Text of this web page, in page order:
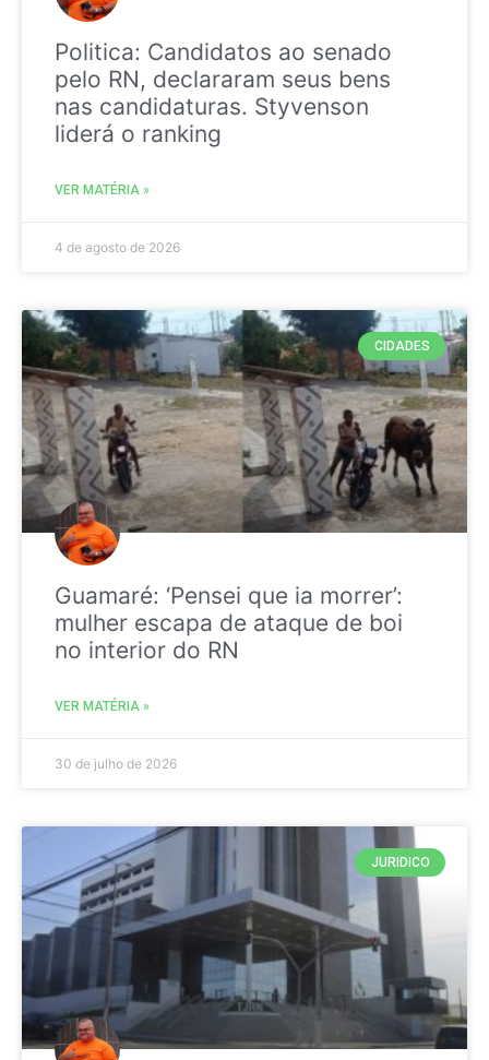
Politica: Candidatos ao senado
pelo RN, declararam seus bens
nas candidaturas. Styvenson
liderá o ranking
VER MATÉRIA »
4 de agosto de 2026
CIDADES
Guamaré: ‘Pensei que ia morrer’:
mulher escapa de ataque de boi
no interior do RN
VER MATÉRIA »
30 de julho de 2026
JURIDICO